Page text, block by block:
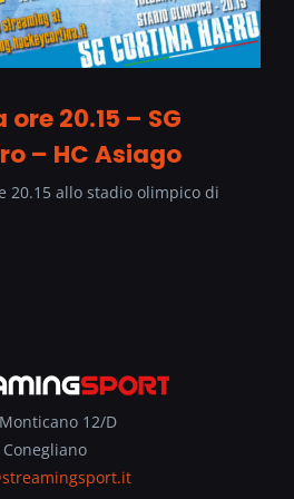
20.15 – SG
– HC Asiago
20.15 allo stadio olimpico di
12/D
Conegliano